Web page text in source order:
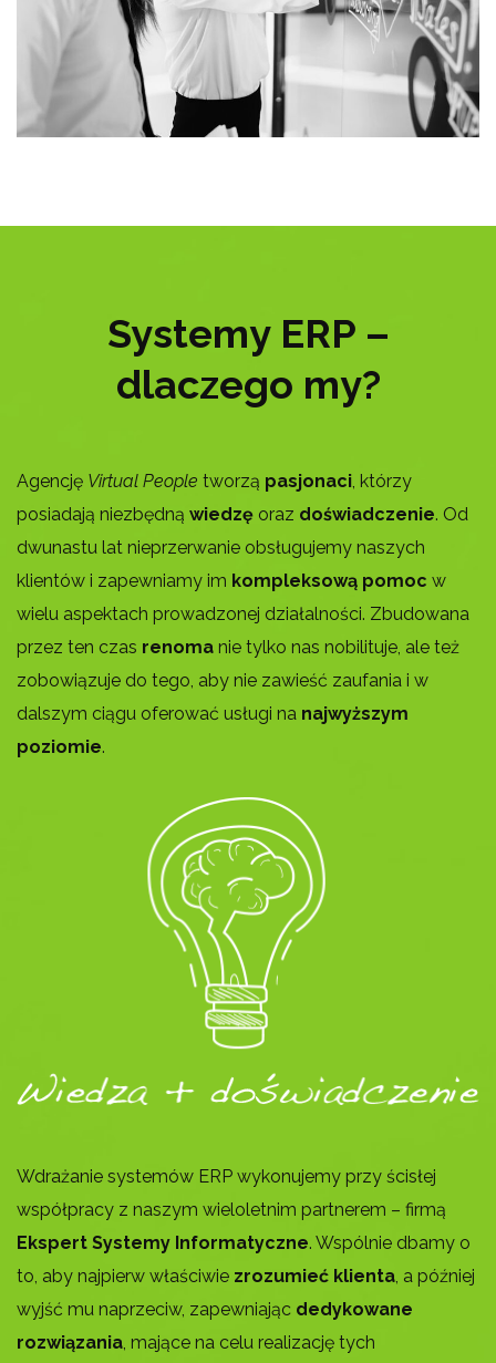
Systemy ERP –
dlaczego my?
Agencję Virtual People tworzą pasjonaci, którzy
posiadają niezbędną wiedzę oraz doświadczenie. Od
dwunastu lat nieprzerwanie obsługujemy naszych
klientów i zapewniamy im kompleksową pomoc w
wielu aspektach prowadzonej działalności. Zbudowana
przez ten czas renoma nie tylko nas nobilituje, ale też
zobowiązuje do tego, aby nie zawieść zaufania i w
dalszym ciągu oferować usługi na najwyższym
poziomie.
Wdrażanie systemów ERP wykonujemy przy ścisłej
współpracy z naszym wieloletnim partnerem – firmą
Ekspert Systemy Informatyczne. Wspólnie dbamy o
to, aby najpierw właściwie zrozumieć klienta , a później
wyjść mu naprzeciw, zapewniając dedykowane
rozwiązania , mające na celu realizację tych